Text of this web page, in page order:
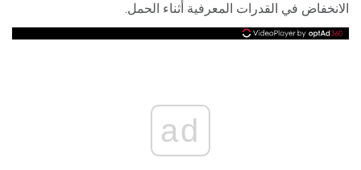
الانخفاض في القدرات المعرفية أثناء الحمل.
ad